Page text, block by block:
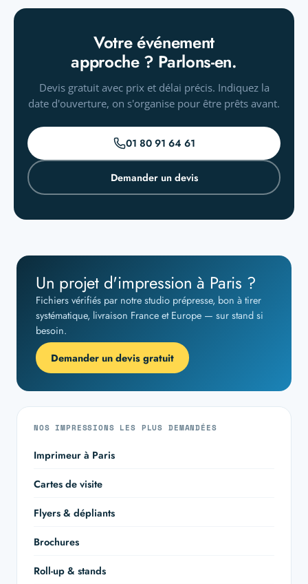
Votre événement
approche ? Parlons-en.
Devis gratuit avec prix et délai précis. Indiquez la
date d'ouverture, on s'organise pour être prêts avant.
01 80 91 64 61
Demander un devis
Un projet d'impression à Paris ?
Fichiers vérifiés par notre studio prépresse, bon à tirer
systématique, livraison France et Europe — sur stand si
besoin.
Demander un devis gratuit
NOS IMPRESSIONS LES PLUS DEMANDÉES
Imprimeur à Paris
Cartes de visite
Flyers & dépliants
Brochures
Roll-up & stands